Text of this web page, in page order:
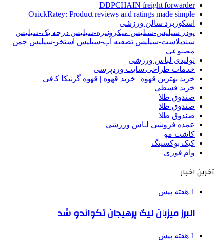
DDPCHAIN freight forwarder
QuickRatey: Product reviews and ratings made simple
اسکوربرد سالن ورزشی
پودر سیلیس-سیلیس میکرونیزه-سیلیس درجه یک-سیلیس
سندبلاست-سیلیس تصفیه آب-سیلیس استخر-سیلیس چمن
مصنوعی
تولیدی لباس ورزشی
خدمات طراحی سایت وردپرسی
خرید بهترین قهوه | خرید قهوه | قهوه گرنیکا کافی
خرید قسطی
صندوق طلا
صندوق طلا
صندوق طلا
عمده فروشی لباس ورزشی
کاشت مو
کیک بوکسینگ
وام فوری
آخرین اخبار
1 هفته پیش
البرز میزبان لیگ پرهیجان تکواندو شد
1 هفته پیش